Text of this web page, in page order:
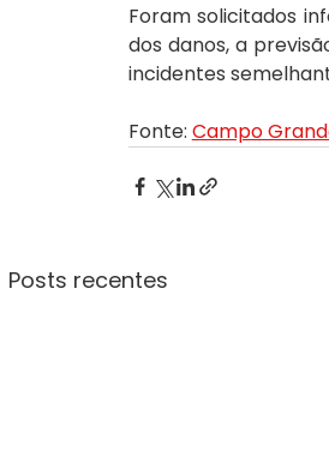
Foram solicitados
dos danos, a
incidentes
Fonte: Campo
Posts recentes